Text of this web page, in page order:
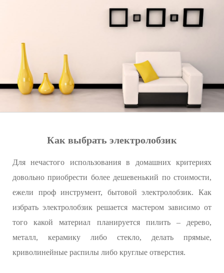
Как выбрать электролобзик
Для нечастого использования в домашних критериях
довольно приобрести более дешевенький по стоимости,
ежели проф инструмент, бытовой электролобзик. Как
избрать электролобзик решается мастером зависимо от
того какой материал планируется пилить – дерево,
металл, керамику либо стекло, делать прямые,
криволинейные распилы либо круглые отверстия.